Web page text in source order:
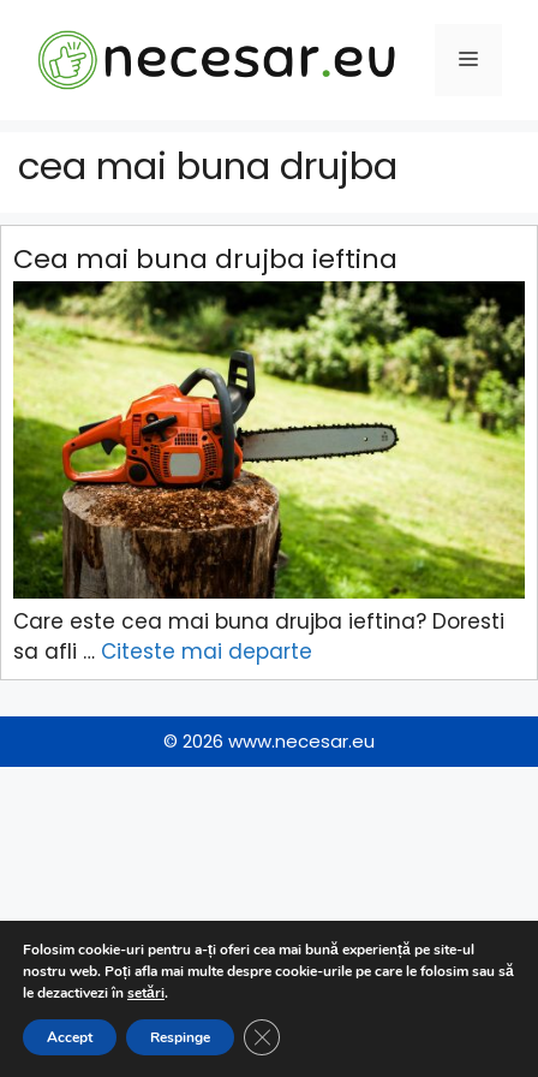
conținut
MENIU
cea mai buna drujba
Cea mai buna drujba ieftina
Care este cea mai buna drujba ieftina? Doresti
sa afli … Citeste mai departe
© 2026 www.necesar.eu
Folosim cookie-uri pentru a-ți oferi cea mai bună experiență pe site-ul
nostru web. Poți afla mai multe despre cookie-urile pe care le folosim sau să
le dezactivezi însetări.
Accept Respinge CLOSE GDPR COOKIE BANNER